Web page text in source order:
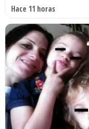
Hace 11 horas